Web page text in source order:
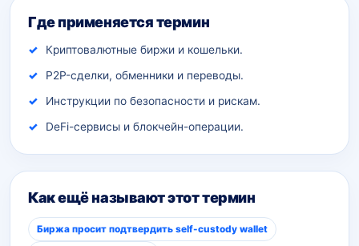
Где применяется термин
Криптовалютные биржи и кошельки.
P2P-сделки, обменники и переводы.
Инструкции по безопасности и рискам.
DeFi-сервисы и блокчейн-операции.
Как ещё называют этот термин
Биржа просит подтвердить self-custody wallet